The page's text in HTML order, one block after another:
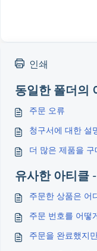
인쇄
동일한 폴더의
주문 오류
청구서에 대한 설
더 많은 제품을
유사한 아티클 -
주문한 상품은 어
주문 번호를 어떻
주문을 완료했지